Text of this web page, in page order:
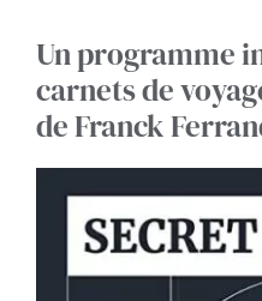
Un programme
carnets de
de Franck